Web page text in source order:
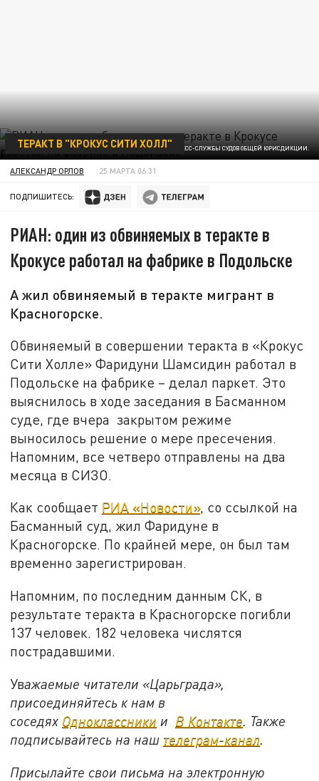
ФОТО ПРЕСС-СЛУЖБЫ СУДОВ ОБЩЕЙ ЮРИСДИКЦИИ.
ТЕРАКТ В "КРОКУС СИТИ ХОЛЛ"
АЛЕКСАНДР ОРЛОВ 25 МАРТА 06:31
ПОДПИШИТЕСЬ:
РИАН: один из обвиняемых в теракте в
Крокусе работал на фабрике в Подольске
А жил обвиняемый в теракте мигрант в
Красногорске.
Обвиняемый в совершении теракта в «Крокус
Сити Холле» Фаридуни Шамсидин работал в
Подольске на фабрике – делал паркет. Это
выяснилось в ходе заседания в Басманном
суде, где вчера закрытом режиме
выносилось решение о мере пресечения.
Напомним, все четверо отправлены на два
месяца в СИЗО.
Как сообщает РИА «Новости», со ссылкой на
Басманный суд, жил Фаридуне в
Красногорске. По крайней мере, он был там
временно зарегистрирован.
Напомним, по последним данным СК, в
результате теракта в Красногорске погибли
137 человек. 182 человека числятся
пострадавшими.
Уважаемые читатели «Царьграда»,
присоединяйтесь к нам в
соседях Одноклассники и В Контакте. Также
подписывайтесь на наш телеграм-канал.
Присылайте свои письма на электронную